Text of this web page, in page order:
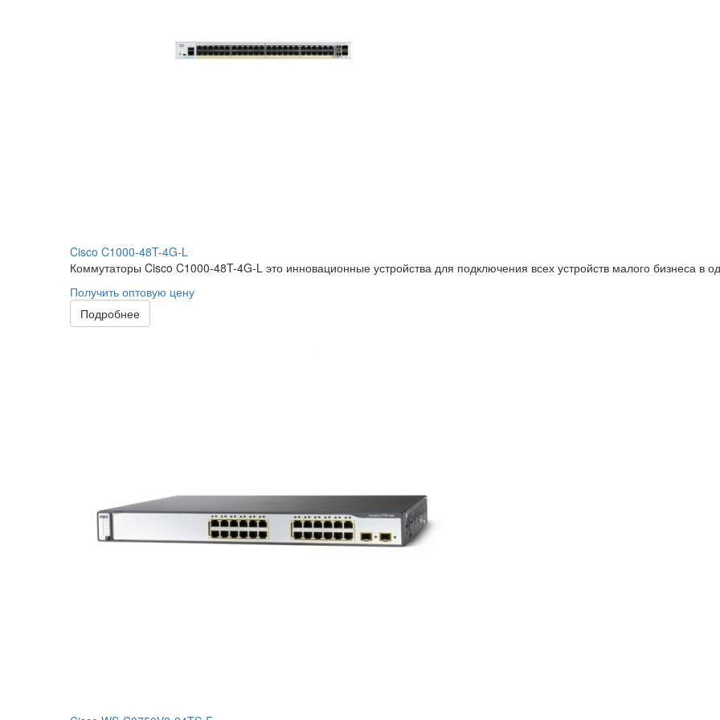
Cisco C1000-48T-4G-L
Коммутаторы Cisco C1000-48T-4G-L это инновационные устройства для подключения всех устройств малого бизнеса в
Получить оптовую цену
Подробнее